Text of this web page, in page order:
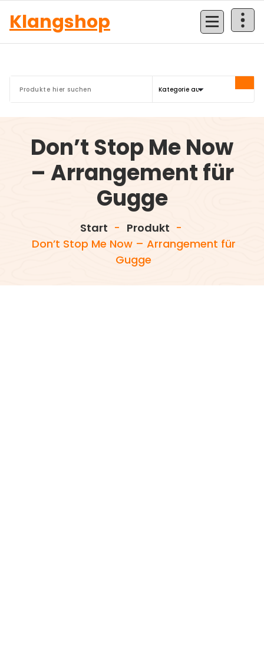
Inhalt
springen
Klangshop
Don’t Stop Me Now
– Arrangement für
Gugge
Start - Produkt -
Don’t Stop Me Now – Arrangement für
Gugge